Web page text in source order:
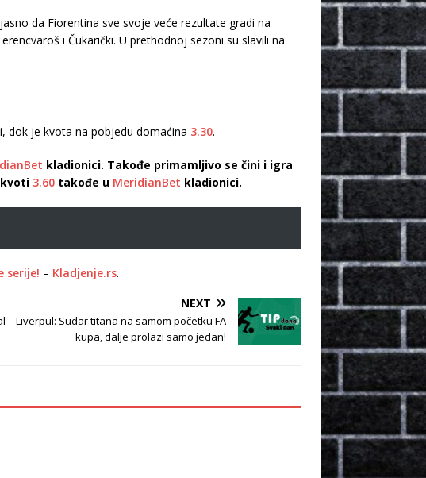
da Fiorentina sve svoje veće rezultate gradi na
i Čukarički. U prethodnoj sezoni su slavili na
dok je kvota na pobjedu domaćina 3.30.
kladionici. Takođe primamljivo se čini i igra
3.60 takođe u MeridianBet kladionici.
serije! – Kladjenje.rs.
NEXT
– Liverpul: Sudar titana na samom početku FA
kupa, dalje prolazi samo jedan!